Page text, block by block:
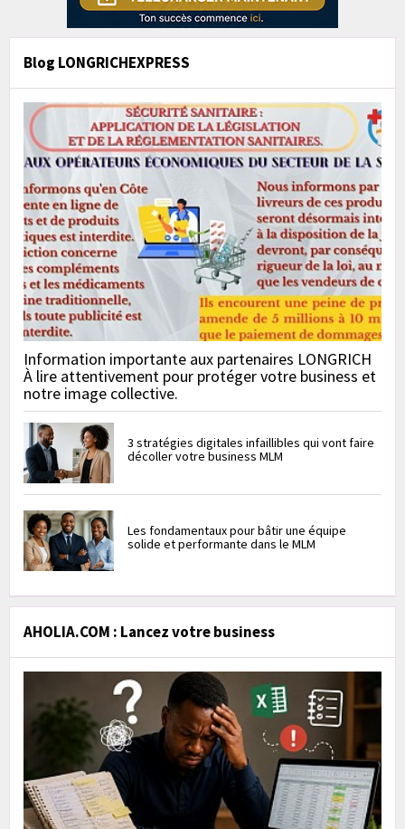
Blog LONGRICHEXPRESS
Information importante aux partenaires LONGRICH
À lire attentivement pour protéger votre business et
notre image collective.
3 stratégies digitales infaillibles qui vont faire
décoller votre business MLM
Les fondamentaux pour bâtir une équipe
solide et performante dans le MLM
AHOLIA.COM : Lancez votre business